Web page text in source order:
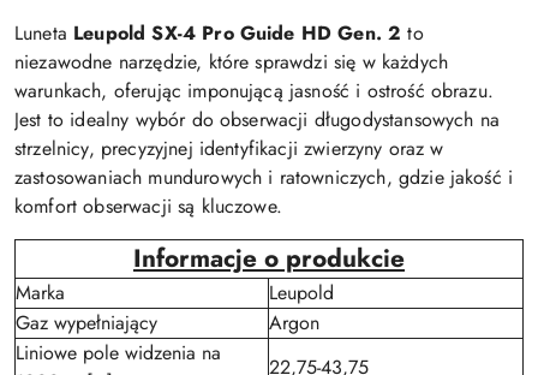
Luneta Leupold SX-4 Pro Guide HD Gen. 2 to
niezawodne narzędzie, które sprawdzi się w każdych
warunkach, oferując imponującą jasność i ostrość obrazu.
Jest to idealny wybór do obserwacji długodystansowych na
strzelnicy, precyzyjnej identyfikacji zwierzyny oraz w
zastosowaniach mundurowych i ratowniczych, gdzie jakość i
komfort obserwacji są kluczowe.
Informacje o produkcie
Marka
Leupold
Gaz wypełniający
Argon
Liniowe pole widzenia na
22,75-43,75